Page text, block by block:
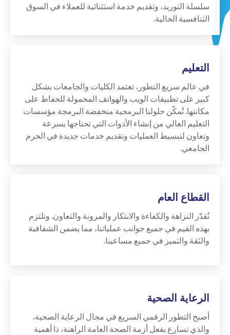
سلسلة التوريد، وتقديم خدمة استثنائية للعملاء في السوق
التنافسية الحالية.
التعليم
في عالم سريع التطور، تعتمد الكليات والجامعات بشكل
كبير على تطبيقات الويب والهواتف المحمولة للحفاظ على
مكانتها. تُمكّن حلولنا البرمجية منخفضة البرمجة مؤسسات
التعليم العالي من إنشاء الأدوات التي تحتاجها بسرعة
وتعاون لتبسيط العمليات وتقديم خدمات جديدة في الحرم
الجامعي.
القطاع العام
نُقدّر النزاهة والكفاءة والابتكار والمرونة والتعاون. ونلتزم
بهذه القيم في جميع جوانب عملياتنا، مما يضمن الشفافية
والثقة والتميز في جميع مساعينا.
الرعاية الصحية
أصبح التطور الرقمي السريع في مجال الرعاية الصحية،
والذي تسارع بفعل أزمة الصحة العامة الراهنة، ذا أهمية